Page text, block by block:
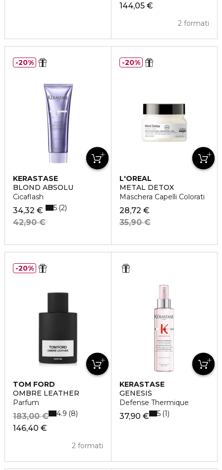
144,05 €
2 formati
KERASTASE
BLOND ABSOLU
Cicaflash
34,32 €
42,90 €
5 2
20%
L'OREAL
PROFESSIONNEL
METAL DETOX
Maschera Capelli Colorati
28,72 €
35,90 €
20%
TOM FORD
OMBRÉ LEATHER
Parfum
146,40 €
183,00 €
2 formati
4.9 8
20%
KERASTASE
GENESIS
Defense Thermique
37,90 € 5 1